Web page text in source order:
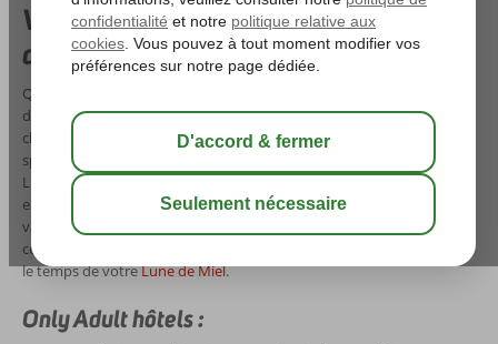
Vacances Corendon réservées aux
adultes
Quiconque aspire à de véritables vacances relaxantes peut réserver
des
vacances Only Adultchez Corendon. Chez nous, vous avez le
choix parmi une
large gammed'hôtels et d'appartements
spécialement destinés aux
L'ensemble des divertissements et des infrastructures s'adressent
exclusivement aux
adultes. Cela vous permettra de passer des
vacances sereines et de profiter du soleil en toute tranquillité, ceci en
compagnie de votre partenaire ou d'un groupe d'amis, ou peut-être
le temps de votreLune de Miel.
Only Adult hôtels :